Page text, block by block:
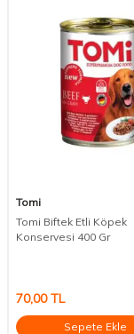
Tomi
Tomi Biftek Etli Köpek
Konservesi 400 Gr
70,00TL
Sepete Ekle